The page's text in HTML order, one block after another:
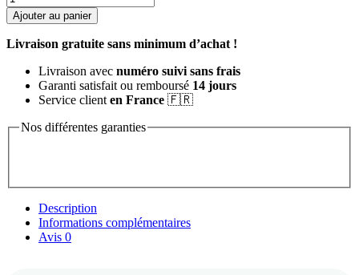
Ajouter au panier
Livraison gratuite sans minimum d’achat !
Livraison avec numéro suivi sans frais
Garanti satisfait ou remboursé 14 jours
Service client en France 🇫🇷
Nos différentes garanties
Description
Informations complémentaires
Avis 0